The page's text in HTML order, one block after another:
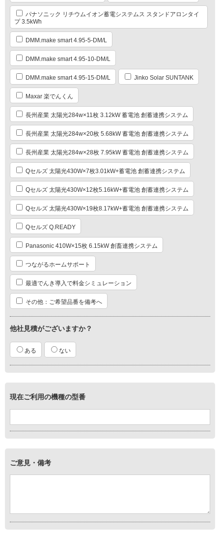
パナソニック リチウムイオン蓄電システムス スタンドアロンタイ
プ 3.5kWh
DMM.make smart 4.95-5-DM/L
DMM.make smart 4.95-10-DM/L
DMM.make smart 4.95-15-DM/L Jinko Solar SUNTANK
Maxar 楽でんくん
長州産業 太陽光284w×11枚 3.12kW 蓄電池 創蓄連携システム
長州産業 太陽光284w×20枚 5.68kW 蓄電池 創蓄連携システム
長州産業 太陽光284w×28枚 7.95kW 蓄電池 創蓄連携システム
Qセルズ 太陽光430W×7枚3.01kW+蓄電池 創蓄連携システム
Qセルズ 太陽光430W×12枚5.16kW+蓄電池 創蓄連携システム
Qセルズ 太陽光430W×19枚8.17kW+蓄電池 創蓄連携システム
Qセルズ Q.READY
Panasonic 410W×15枚 6.15kW 創畜連携システム
つながるホームサポート
最適でんき導入で料金シミュレーション
その他：ご希望品番を備考へ
他社見積がございますか？
ある ない
現在ご利用の機種の型番
ご意見・備考